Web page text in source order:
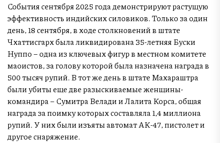
События сентября 2025 года демонстрируют растущую
эффективность индийских силовиков. Только за один
день, 18 сентября, в ходе столкновений в штате
Чхаттисгарх была ликвидирована 35-летняя Буски
Нуппо – одна из ключевых фигур в местном комитете
маоистов, за голову которой была назначена награда в
500 тысяч рупий. В тот же день в штате Махараштра
были убиты еще две разыскиваемые женщины-
командира – Сумитра Велади и Лалита Корса, общая
награда за поимку которых составляла 1,4 миллиона
рупий. У них были изъяты автомат АК-47, пистолет и
другое снаряжение.